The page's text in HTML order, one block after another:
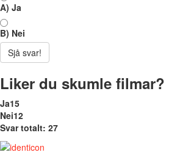
A) Ja
B) Nei
Sjå svar!
Liker du skumle filmar?
Ja15
Nei12
Svar totalt: 27